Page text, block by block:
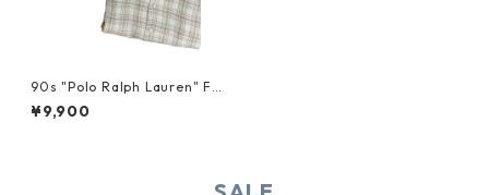
90s "Polo Ralph Lauren" FO
RREST LINEN S/S SHIRT
¥9,900